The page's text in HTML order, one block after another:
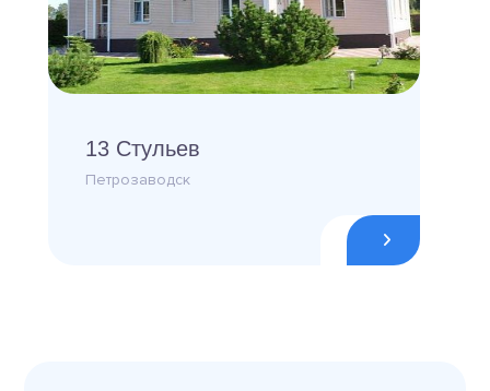
13 Стульев
Петрозаводск